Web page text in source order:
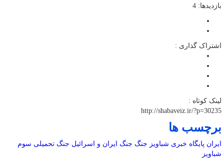
بازدیدها: 4
اشتراک گذاری :
لینک کوتاه :
http://shabaveiz.ir/?p=30235
برچسب ها
ایران پایگاه خبری شباویز جنگ جنگ ایران و اسرائیل جنگ تحمیلی سوم
شباویز